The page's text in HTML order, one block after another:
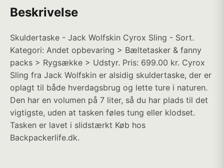
Beskrivelse
Skuldertaske - Jack Wolfskin Cyrox Sling - Sort.
Kategori: Andet opbevaring > Bæltetasker & fanny
packs > Rygsække > Udstyr. Pris: 699.00 kr. Cyrox
Sling fra Jack Wolfskin er alsidig skuldertaske, der er
oplagt til både hverdagsbrug og lette ture i naturen.
Den har en volumen på 7 liter, så du har plads til det
vigtigste, uden at tasken føles tung eller klodset.
Tasken er lavet i slidstærkt Køb hos
Backpackerlife.dk.